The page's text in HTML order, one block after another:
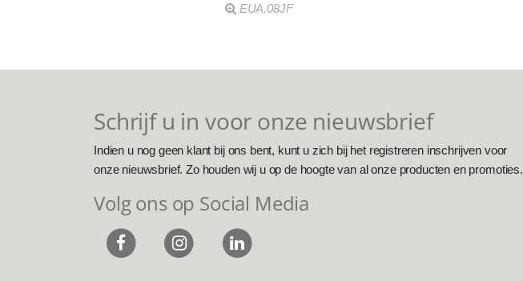
EUA.08JF
Schrijf u in voor onze nieuwsbrief
Indien u nog geen klant bij ons bent, kunt u zich bij het registreren inschrijven voor
onze nieuwsbrief. Zo houden wij u op de hoogte van al onze producten en promoties.
Volg ons op Social Media